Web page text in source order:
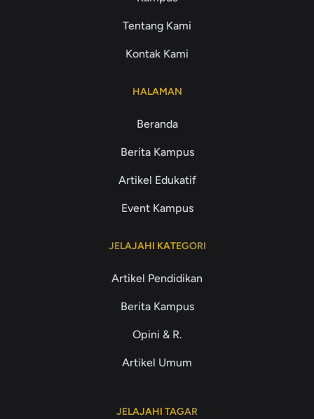
Tentang Kami
Kontak Kami
HALAMAN
Beranda
Berita Kampus
Artikel Edukatif
Event Kampus
JELAJAHI KATEGORI
Artikel Pendidikan
Berita Kampus
Opini & R.
Artikel Umum
JELAJAHI TAGAR